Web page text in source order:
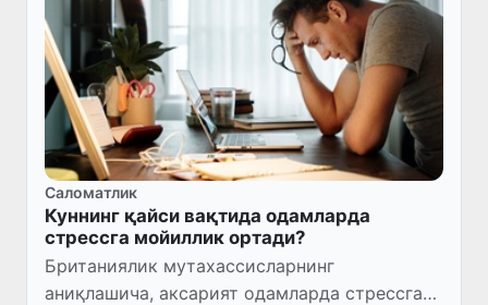
Саломатлик
Куннинг қайси вақтида одамларда
стрессга мойиллик ортади?
Британиялик мутахассисларнинг
аниқлашича, аксарият одамларда стрессга